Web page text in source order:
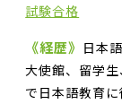
試験合格
《経歴》 日本
大使館、留学
で日本語教育に